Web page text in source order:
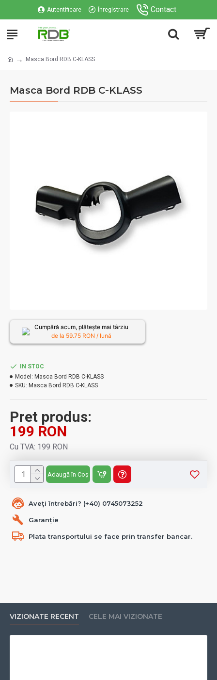
Autentificare Înregistrare Contact
Masca Bord RDB C-KLASS
Masca Bord RDB C-KLASS
Aveți întrebări? (+40) 0745073252
Garanție
Plata transportului se face prin transfer bancar.
Pret produs:
199 RON
Cu TVA: 199 RON
IN STOC
Model: Masca Bord RDB C-KLASS
SKU: Masca Bord RDB C-KLASS
Adaugă în Coș
Cumpără acum, plătește mai târziu
de la 59.75 RON / lună
VIZIONATE RECENT CELE MAI VIZIONATE